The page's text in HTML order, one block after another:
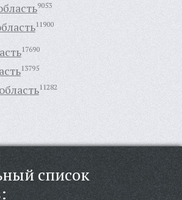
9053
11900
17690
13795
11282
список